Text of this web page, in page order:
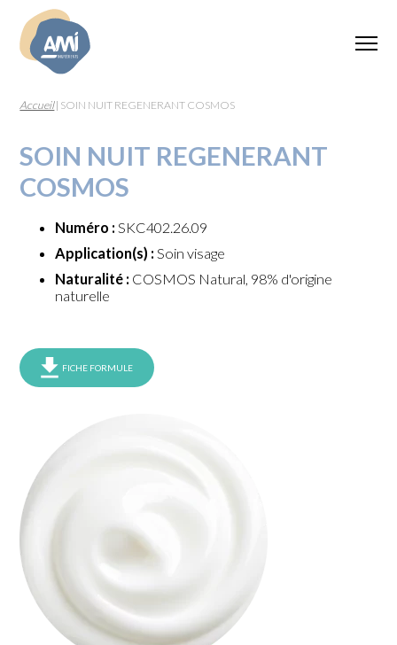
Accueil| SOIN NUIT REGENERANT COSMOS
SOIN NUIT REGENERANT
COSMOS
Numéro : SKC402.26.09
Application(s) : Soin visage
Naturalité : COSMOS Natural, 98% d'origine
naturelle
FICHE FORMULE